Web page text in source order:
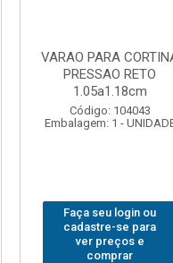
VARAO PARA
PRESSAO RETO
1.20a1.33cm
Código: 104051
Embalagem: 1 -
Faça seu login ou
cadastre-se para
ver preços e
comprar